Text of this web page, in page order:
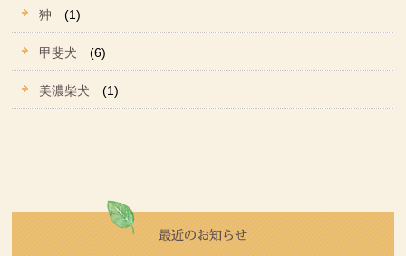
狆 (1)
甲斐犬 (6)
美濃柴犬 (1)